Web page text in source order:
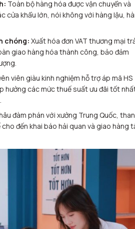
Toàn bộ hàng hóa được vận chuyển và
cửa khẩu lớn, nói không với hàng lậu,
chóng: Xuất hóa đơn VAT thương mại
giao hàng hóa thành công, bảo đảm
viên giàu kinh nghiệm hỗ trợ áp mã HS
hưởng các mức thuế suất ưu đãi tốt
đàm phán với xưởng Trung Quốc,
đến khai báo hải quan và giao hàng